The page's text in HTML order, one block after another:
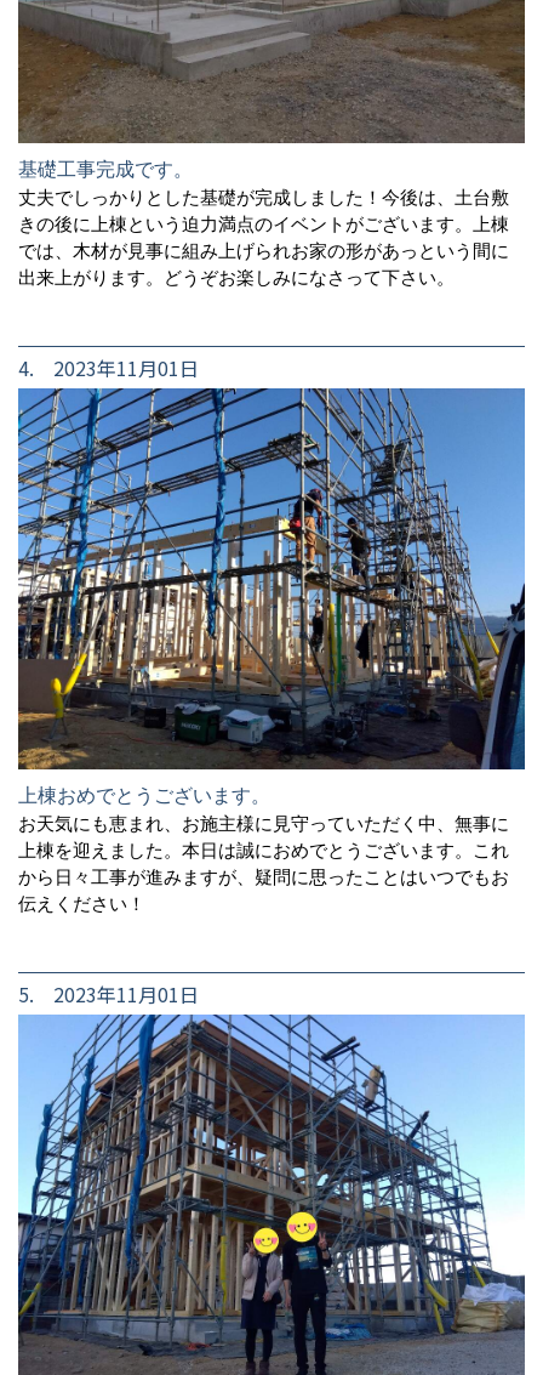
基礎工事完成です。
丈夫でしっかりとした基礎が完成しました！今後は、土台敷
きの後に上棟という迫力満点のイベントがございます。上棟
では、木材が見事に組み上げられお家の形があっという間に
出来上がります。どうぞお楽しみになさって下さい。
4. 2023年11月01日
上棟おめでとうございます。
お天気にも恵まれ、お施主様に見守っていただく中、無事に
上棟を迎えました。本日は誠におめでとうございます。これ
から日々工事が進みますが、疑問に思ったことはいつでもお
伝えください！
5. 2023年11月01日